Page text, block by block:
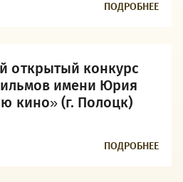
ПОДРОБНЕЕ
открытый конкурс
имени Юрия
кино» (г. Полоцк)
ПОДРОБНЕЕ